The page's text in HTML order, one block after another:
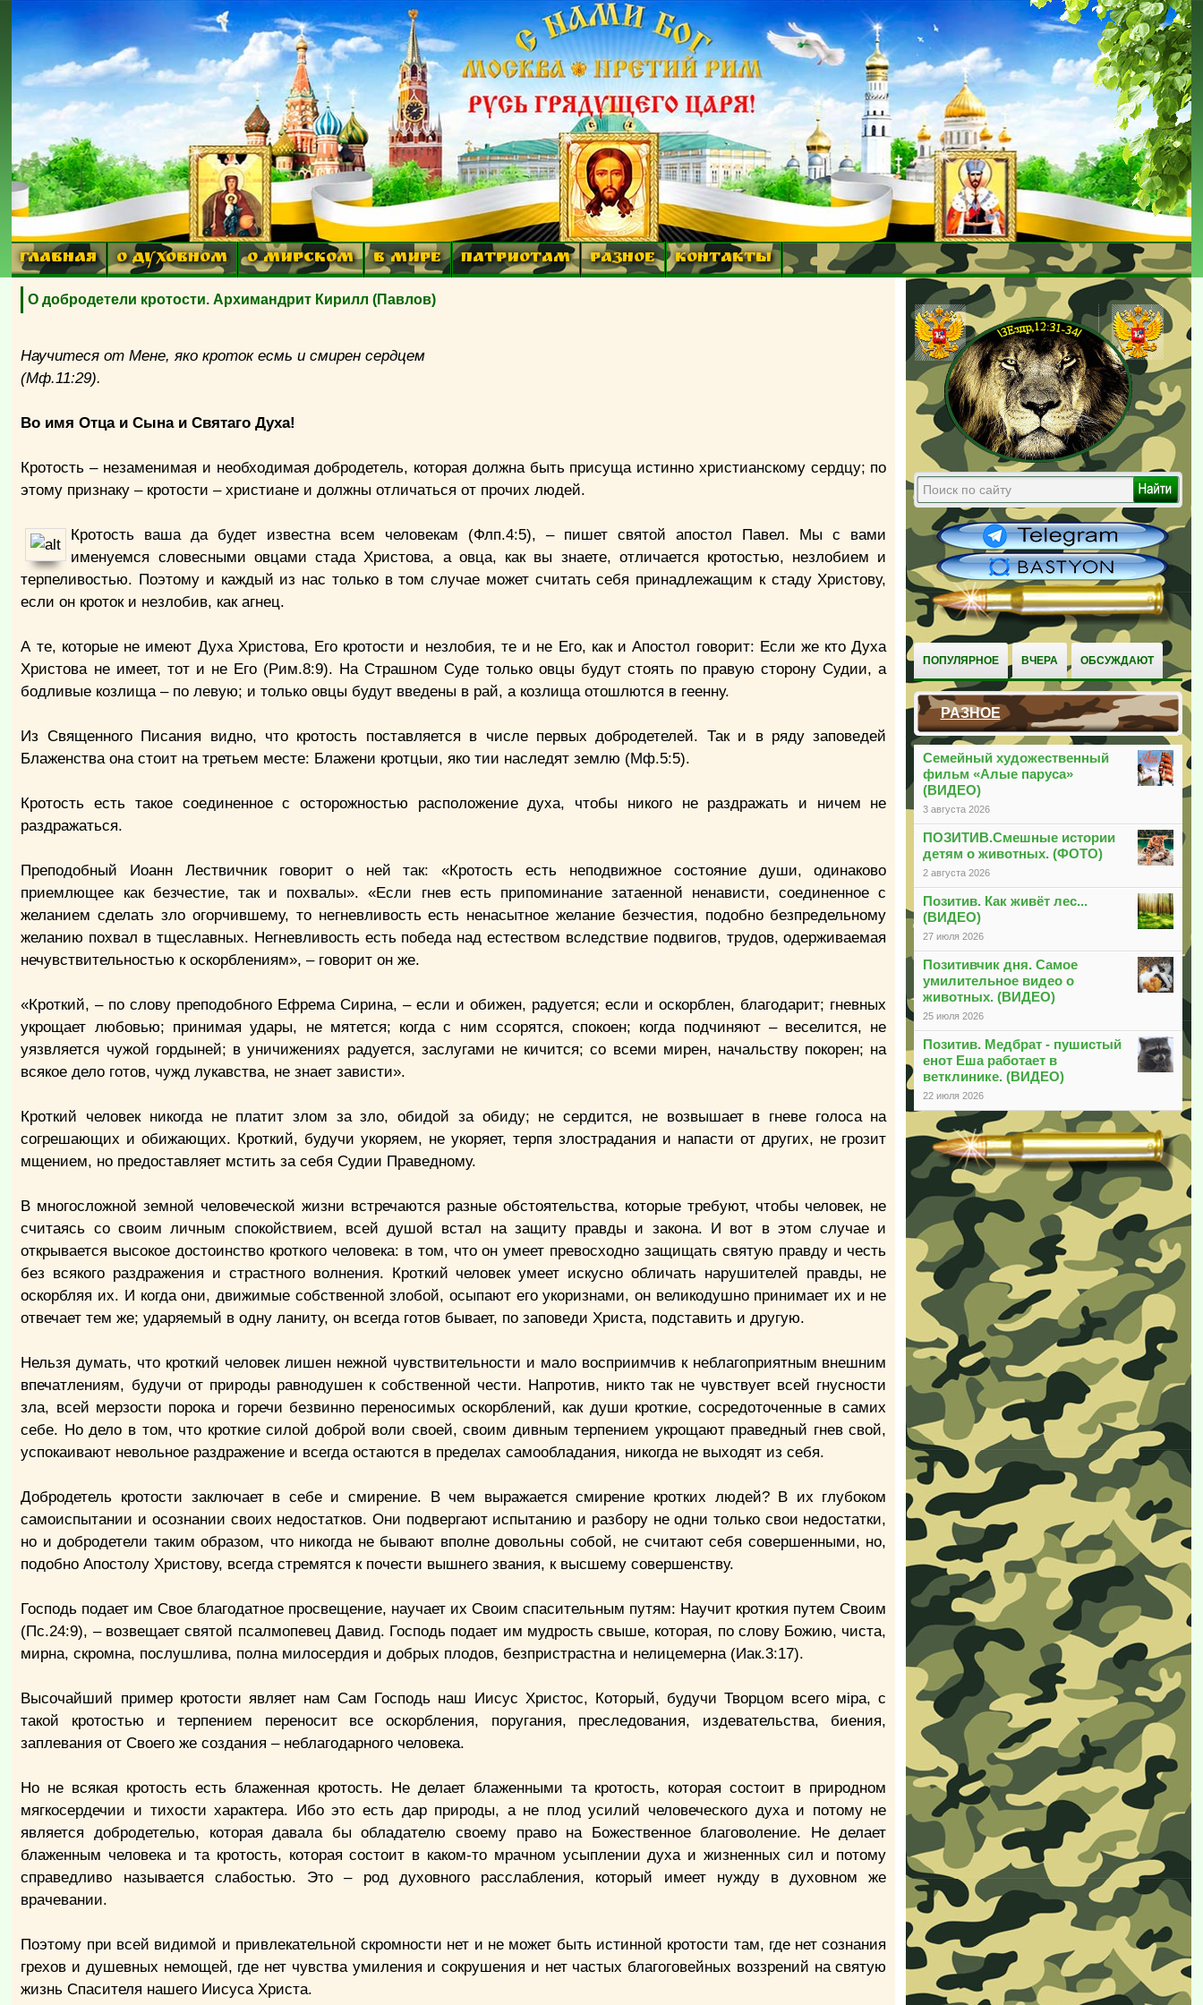
ГЛАВНАЯ О ДУХОВНОМ О МИРСКОМ В МИРЕ ПАТРИОТАМ РАЗНОЕ КОНТАКТЫ
ПОПУЛЯРНОЕ ВЧЕРА ОБСУЖДАЮТ
РАЗНОЕ
Семейный художественный
фильм «Алые паруса»
(ВИДЕО)
3 августа 2026
ПОЗИТИВ.Смешные истории
детям о животных. (ФОТО)
2 августа 2026
Позитив. Как живёт лес...
(ВИДЕО)
27 июля 2026
Позитивчик дня. Самое
умилительное видео о
животных. (ВИДЕО)
25 июля 2026
Позитив. Медбрат - пушистый
енот Еша работает в
ветклинике. (ВИДЕО)
22 июля 2026
О добродетели кротости. Архимандрит Кирилл (Павлов)
Научитеся от Мене, яко кроток есмь и смирен сердцем
(Мф.11:29).
Во имя Отца и Сына и Святаго Духа!
Кротость – незаменимая и необходимая добродетель, которая должна быть присуща истинно христианскому сердцу; по
этому признаку – кротости – христиане и должны отличаться от прочих людей.
Кротость ваша да будет известна всем человекам (Флп.4:5), – пишет святой апостол Павел. Мы с вами
именуемся словесными овцами стада Христова, а овца, как вы знаете, отличается кротостью, незлобием и
терпеливостью. Поэтому и каждый из нас только в том случае может считать себя принадлежащим к стаду Христову,
если он кроток и незлобив, как агнец.
А те, которые не имеют Духа Христова, Его кротости и незлобия, те и не Его, как и Апостол говорит: Если же кто Духа
Христова не имеет, тот и не Его (Рим.8:9). На Страшном Суде только овцы будут стоять по правую сторону Судии, а
бодливые козлища – по левую; и только овцы будут введены в рай, а козлища отошлются в геенну.
Из Священного Писания видно, что кротость поставляется в числе первых добродетелей. Так и в ряду заповедей
Блаженства она стоит на третьем месте: Блажени кротцыи, яко тии наследят землю (Мф.5:5).
Кротость есть такое соединенное с осторожностью расположение духа, чтобы никого не раздражать и ничем не
раздражаться.
Преподобный Иоанн Лествичник говорит о ней так: «Кротость есть неподвижное состояние души, одинаково
приемлющее как безчестие, так и похвалы». «Если гнев есть припоминание затаенной ненависти, соединенное с
желанием сделать зло огорчившему, то негневливость есть ненасытное желание безчестия, подобно безпредельному
желанию похвал в тщеславных. Негневливость есть победа над естеством вследствие подвигов, трудов, одерживаемая
нечувствительностью к оскорблениям», – говорит он же.
«Кроткий, – по слову преподобного Ефрема Сирина, – если и обижен, радуется; если и оскорблен, благодарит; гневных
укрощает любовью; принимая удары, не мятется; когда с ним ссорятся, спокоен; когда подчиняют – веселится, не
уязвляется чужой гордыней; в уничижениях радуется, заслугами не кичится; со всеми мирен, начальству покорен; на
всякое дело готов, чужд лукавства, не знает зависти».
Кроткий человек никогда не платит злом за зло, обидой за обиду; не сердится, не возвышает в гневе голоса на
согрешающих и обижающих. Кроткий, будучи укоряем, не укоряет, терпя злострадания и напасти от других, не грозит
мщением, но предоставляет мстить за себя Судии Праведному.
В многосложной земной человеческой жизни встречаются разные обстоятельства, которые требуют, чтобы человек, не
считаясь со своим личным спокойствием, всей душой встал на защиту правды и закона. И вот в этом случае и
открывается высокое достоинство кроткого человека: в том, что он умеет превосходно защищать святую правду и честь
без всякого раздражения и страстного волнения. Кроткий человек умеет искусно обличать нарушителей правды, не
оскорбляя их. И когда они, движимые собственной злобой, осыпают его укоризнами, он великодушно принимает их и не
отвечает тем же; ударяемый в одну ланиту, он всегда готов бывает, по заповеди Христа, подставить и другую.
Нельзя думать, что кроткий человек лишен нежной чувствительности и мало восприимчив к неблагоприятным внешним
впечатлениям, будучи от природы равнодушен к собственной чести. Напротив, никто так не чувствует всей гнусности
зла, всей мерзости порока и горечи безвинно переносимых оскорблений, как души кроткие, сосредоточенные в самих
себе. Но дело в том, что кроткие силой доброй воли своей, своим дивным терпением укрощают праведный гнев свой,
успокаивают невольное раздражение и всегда остаются в пределах самообладания, никогда не выходят из себя.
Добродетель кротости заключает в себе и смирение. В чем выражается смирение кротких людей? В их глубоком
самоиспытании и осознании своих недостатков. Они подвергают испытанию и разбору не одни только свои недостатки,
но и добродетели таким образом, что никогда не бывают вполне довольны собой, не считают себя совершенными, но,
подобно Апостолу Христову, всегда стремятся к почести вышнего звания, к высшему совершенству.
Господь подает им Свое благодатное просвещение, научает их Своим спасительным путям: Научит кроткия путем Своим
(Пс.24:9), – возвещает святой псалмопевец Давид. Господь подает им мудрость свыше, которая, по слову Божию, чиста,
мирна, скромна, послушлива, полна милосердия и добрых плодов, безпристрастна и нелицемерна (Иак.3:17).
Высочайший пример кротости являет нам Сам Господь наш Иисус Христос, Который, будучи Творцом всего мiра, с
такой кротостью и терпением переносит все оскорбления, поругания, преследования, издевательства, биения,
заплевания от Своего же создания – неблагодарного человека.
Но не всякая кротость есть блаженная кротость. Не делает блаженными та кротость, которая состоит в природном
мягкосердечии и тихости характера. Ибо это есть дар природы, а не плод усилий человеческого духа и потому не
является добродетелью, которая давала бы обладателю своему право на Божественное благоволение. Не делает
блаженным человека и та кротость, которая состоит в каком-то мрачном усыплении духа и жизненных сил и потому
справедливо называется слабостью. Это – род духовного расслабления, который имеет нужду в духовном же
врачевании.
Поэтому при всей видимой и привлекательной скромности нет и не может быть истинной кротости там, где нет сознания
грехов и душевных немощей, где нет чувства умиления и сокрушения и нет частых благоговейных воззрений на святую
жизнь Спасителя нашего Иисуса Христа.